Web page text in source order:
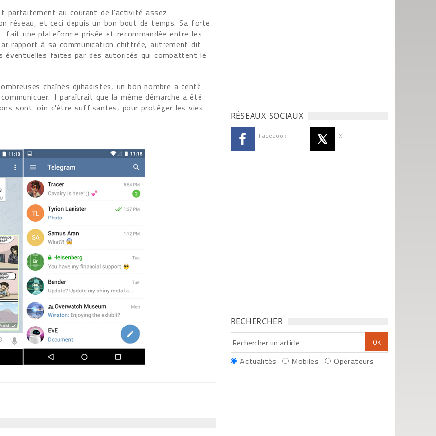
parfaitement au courant de l'activité assez
réseau, et ceci depuis un bon bout de temps. Sa forte
fait une plateforme prisée et recommandée entre les
rapport à sa communication chiffrée, autrement dit
éventuelles faites par des autorités qui combattent le
chaînes djihadistes, un bon nombre a tenté
Il paraîtrait que la même démarche a été
sont loin d'être suffisantes, pour protéger les vies
RÉSEAUX SOCIAUX
Facebook X
RECHERCHER
Actualités Mobiles Opérateurs